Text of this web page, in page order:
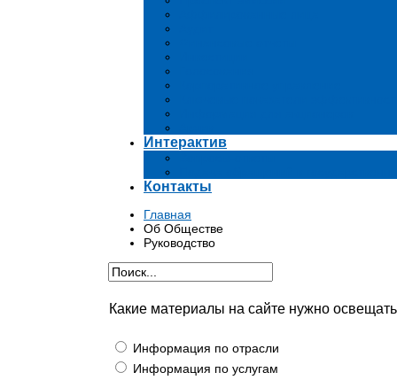
Интерактив
Контакты
Главная
Об Обществе
Руководство
Какие материалы на сайте нужно
Информация по отрасли
Информация по услугам